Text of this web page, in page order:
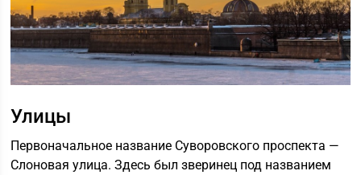
Улицы
Первоначальное название Суворовского проспекта —
Слоновая улица. Здесь был зверинец под названием